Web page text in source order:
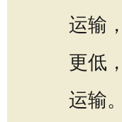
运输
更低
运输。